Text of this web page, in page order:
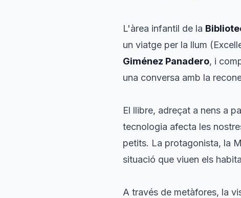
L'àrea infantil de la
un viatge per la llum
Giménez Panadero, i
una conversa amb la
El llibre, adreçat a nens a
tecnologia afecta les
petits. La protagonista, la
situació que viuen els
A través de metàfores, la